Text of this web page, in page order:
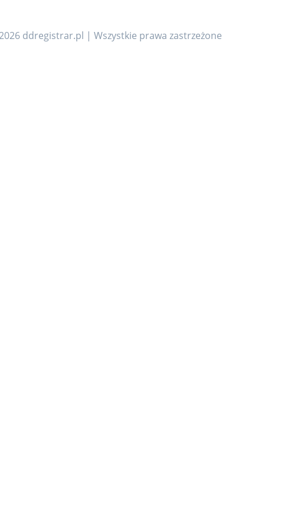
ddregistrar.pl | Wszystkie prawa zastrzeżone